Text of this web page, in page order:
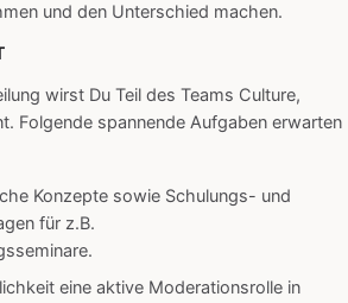
und den Unterschied machen.
wirst Du Teil des Teams Culture,
Folgende spannende Aufgaben erwarten
Konzepte sowie Schulungs- und
für z.B.
eine aktive Moderationsrolle in